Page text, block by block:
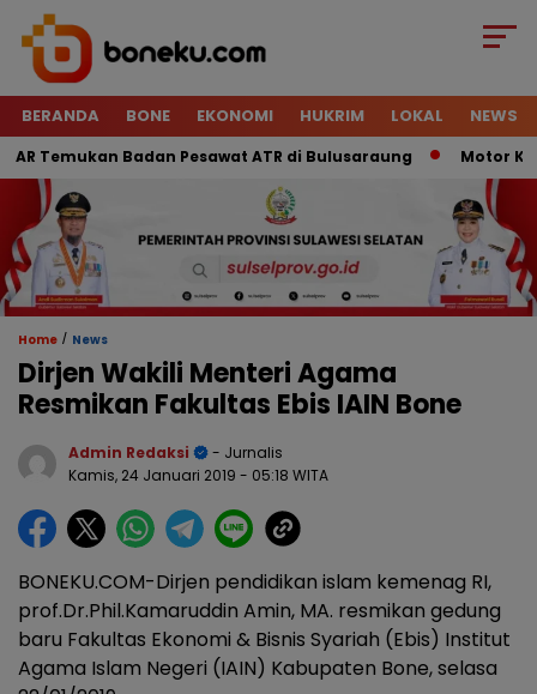
BERANDA BONE EKONOMI HUKRIM LOKAL NEWS
Temukan Badan Pesawat ATR di Bulusaraung Motor Kurir
Home / News
Dirjen Wakili Menteri Agama
Resmikan Fakultas Ebis IAIN Bone
Admin Redaksi
- Jurnalis
Kamis, 24 Januari 2019 - 05:18 WITA
BONEKU.COM-Dirjen pendidikan islam kemenag RI,
prof.Dr.Phil.Kamaruddin Amin, MA. resmikan gedung
baru Fakultas Ekonomi & Bisnis Syariah (Ebis) Institut
Agama Islam Negeri (IAIN) Kabupaten Bone, selasa